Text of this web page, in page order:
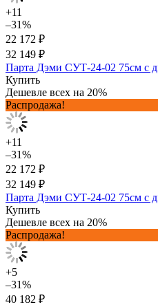
+11
–31%
22 172 ₽
32 149 ₽
Парта Дэми СУТ-24-02 75см с
Купить
Дешевле всех на 20%
Распродажа!
+11
–31%
22 172 ₽
32 149 ₽
Парта Дэми СУТ-24-02 75см с
Купить
Дешевле всех на 20%
Распродажа!
+5
–31%
40 182 ₽